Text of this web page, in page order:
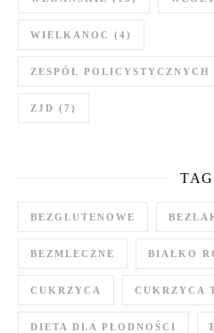
WIELKANOC (4)
ZESPÓŁ
ZJD (7)
BEZGLUTENOWE
BEZMLECZNE BIAŁKO
CUKRZYCA CUKRZYCA
DIETA DLA PŁODNOŚCI